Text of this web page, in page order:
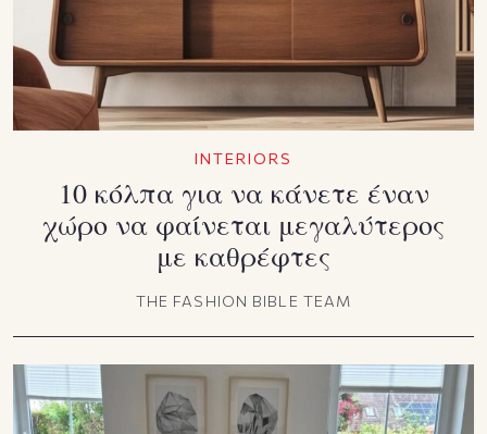
INTERIORS
10 κόλπα για να κάνετε έναν
χώρο να φαίνεται μεγαλύτερος
με καθρέφτες
THE FASHION BIBLE TEAM